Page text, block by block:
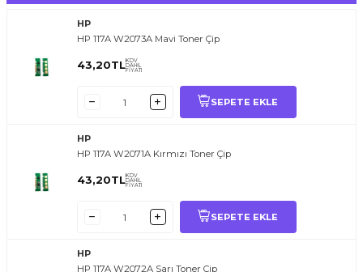
HP
HP 117A W2073A Mavi Toner Çip
43,20TLKDV
DAHİL
FİYATI
SEPETE EKLE
HP
HP 117A W2071A Kırmızı Toner Çip
43,20TLKDV
DAHİL
FİYATI
SEPETE EKLE
HP
HP 117A W2072A Sarı Toner Çip